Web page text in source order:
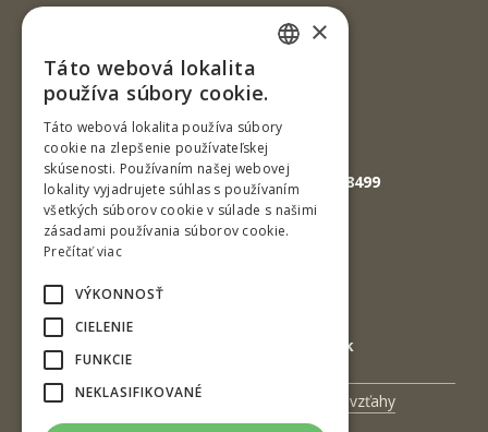
960 01 Zvolen
Slovenská republika
Tel.: +421-45-520 61 11
Fax: +421-45-533 00 27
E-mail: info@tuzvo.sk
GPS súradnice: 48.572024,19.118499
E-mail: podatelna@tuzvo.sk
Univerzitný magazín
Medzinárodné vzťahy
×
Táto webová lokalita
používa súbory cookie.
Táto webová lokalita používa súbory
cookie na zlepšenie používateľskej
skúsenosti. Používaním našej webovej
lokality vyjadrujete súhlas s používaním
všetkých súborov cookie v súlade s našimi
zásadami používania súborov cookie.
Prečítať viac
VÝKONNOSŤ
CIELENIE
FUNKCIE
NEKLASIFIKOVANÉ